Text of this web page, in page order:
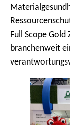
Full Scope
branchenweit